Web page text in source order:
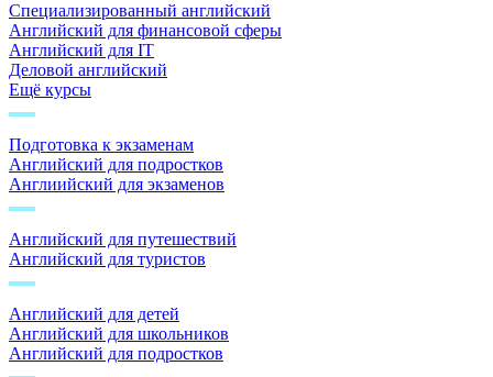
Специализированный английский
Английский для финансовой сферы
Английский для IT
Деловой английский
Ещё курсы
Подготовка к экзаменам
Английский для подростков
Англиийский для экзаменов
Английский для путешествий
Английский для туристов
Английский для детей
Английский для школьников
Английский для подростков